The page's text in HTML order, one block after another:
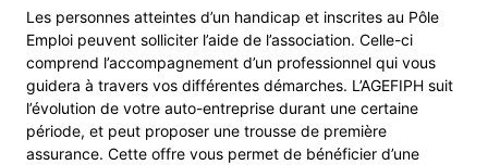
Les personnes atteintes d’un handicap et inscrites au Pôle
Emploi peuvent solliciter l’aide de l’association. Celle-ci
comprend l’accompagnement d’un professionnel qui vous
guidera à travers vos différentes démarches. L’AGEFIPH suit
l’évolution de votre auto-entreprise durant une certaine
période, et peut proposer une trousse de première
assurance. Cette offre vous permet de bénéficier d’une